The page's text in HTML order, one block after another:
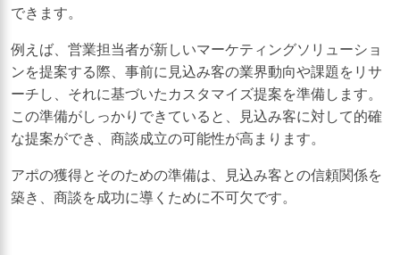
できます。
例えば、営業担当者が新しいマーケティングソリューショ
ンを提案する際、事前に見込み客の業界動向や課題をリサ
ーチし、それに基づいたカスタマイズ提案を準備します。
この準備がしっかりできていると、見込み客に対して的確
な提案ができ、商談成立の可能性が高まります。
アポの獲得とそのための準備は、見込み客との信頼関係を
築き、商談を成功に導くために不可欠です。